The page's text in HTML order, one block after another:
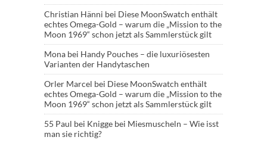
Christian Hänni bei Diese MoonSwatch enthält
echtes Omega-Gold – warum die „Mission to the
Moon 1969“ schon jetzt als Sammlerstück gilt
Mona bei Handy Pouches – die luxuriösesten
Varianten der Handytaschen
Orler Marcel bei Diese MoonSwatch enthält
echtes Omega-Gold – warum die „Mission to the
Moon 1969“ schon jetzt als Sammlerstück gilt
55 Paul bei Knigge bei Miesmuscheln – Wie isst
man sie richtig?